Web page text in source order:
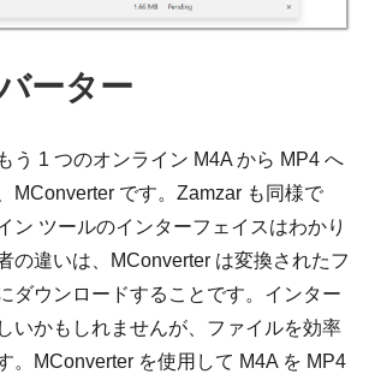
ーター
う 1 つのオンライン M4A から MP4 へ
MConverter です。Zamzar も同様で
ン ツールのインターフェイスはわかり
の違いは、MConverter は変換されたフ
ダウンロードすることです。インター
いかもしれませんが、ファイルを効率
。MConverter を使用して M4A を MP4